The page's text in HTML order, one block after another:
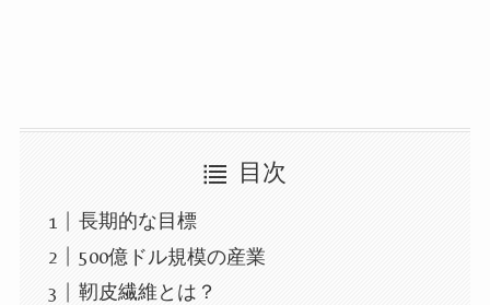
目次
長期的な目標
500億ドル規模の産業
靭皮繊維とは？